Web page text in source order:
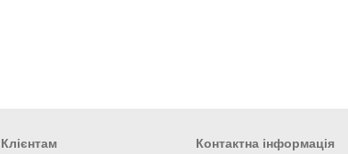
Клієнтам Контактна інформація